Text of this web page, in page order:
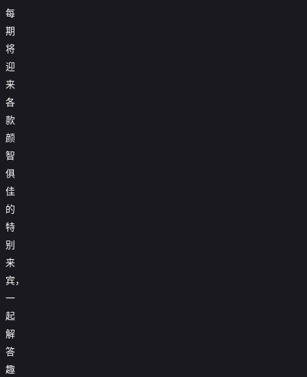
每
期
将
迎
来
各
款
颜
智
俱
佳
的
特
别
来
宾，
一
起
解
答
趣